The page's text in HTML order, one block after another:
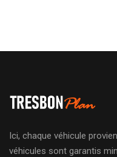
Ici, chaque véhicule
véhicules sont garantis